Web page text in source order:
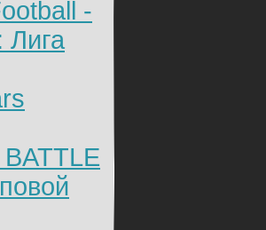
-
Лига